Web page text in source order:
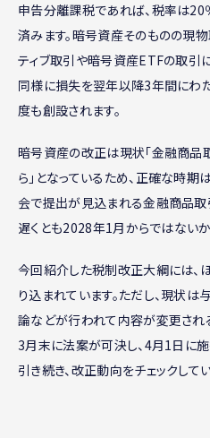
申告分離課税であれば、税率は20
済みます。暗号資産そのものの現
ティブ取引や暗号資産ETFの取引
同様に損失を翌年以降3年間にわ
度も創設されます。
暗号資産の改正は現状「金融商
ら」となっているため、正確な時
会で提出が見込まれる金融商品取
遅くとも2028年1月からではないか
今回紹介した税制改正大綱には、
り込まれています。ただし、現状は
論などが行われて内容が変更され
3月末に法案が可決し、4月1日に
引き続き、改正動向をチェックしてい